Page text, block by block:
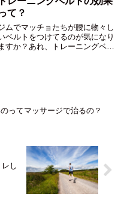
て？
ムでマッチョたちが腰に物々し
ベルトをつけてるのが気になり
ますか？あれ、トレーニングベル
ってマッサージで治るの？
し